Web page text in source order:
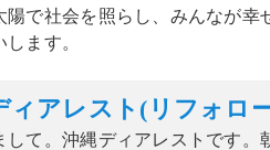
陽で社会を照らし、みんなが
します。
ィアレスト(リフォロ
して。沖縄ディアレストです。